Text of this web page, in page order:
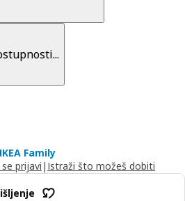
IKEA Family
prijavi | Istraži što možeš dobiti